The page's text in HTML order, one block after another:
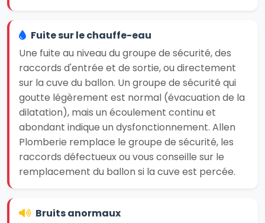
Fuite sur le chauffe-eau
Une fuite au niveau du groupe de sécurité, des
raccords d'entrée et de sortie, ou directement
sur la cuve du ballon. Un groupe de sécurité qui
goutte légèrement est normal (évacuation de la
dilatation), mais un écoulement continu et
abondant indique un dysfonctionnement. Allen
Plomberie remplace le groupe de sécurité, les
raccords défectueux ou vous conseille sur le
remplacement du ballon si la cuve est percée.
Bruits anormaux